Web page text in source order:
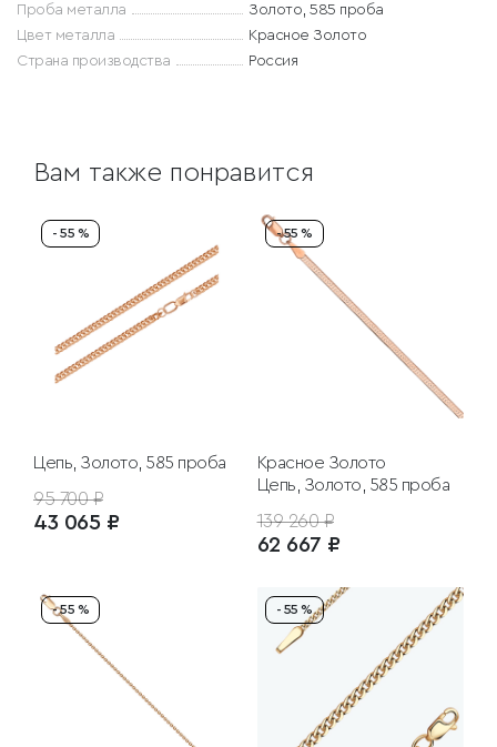
Проба металла
Золото, 585 проба
Цвет металла
Красное Золото
Страна производства
Россия
Вам также понравится
- 55 %
Цепь, Золото, 585 проба
95 700 ₽
43 065 ₽
- 55 %
Красное Золото
Цепь, Золото, 585 проба
139 260 ₽
62 667 ₽
- 55 % - 55 %